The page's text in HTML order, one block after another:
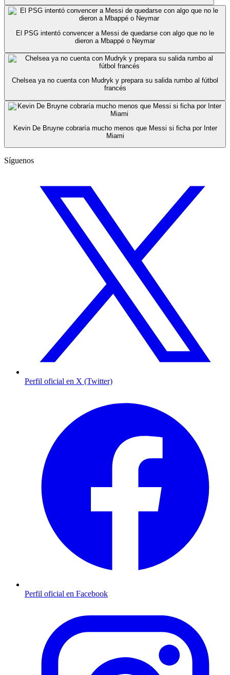
El PSG intentó convencer a Messi de quedarse con algo que no le
dieron a Mbappé o Neymar
Chelsea ya no cuenta con Mudryk y prepara su salida rumbo al fútbol
francés
Kevin De Bruyne cobraría mucho menos que Messi si ficha por Inter
Miami
Síguenos
Perfil oficial en X (Twitter)
Perfil oficial en Facebook